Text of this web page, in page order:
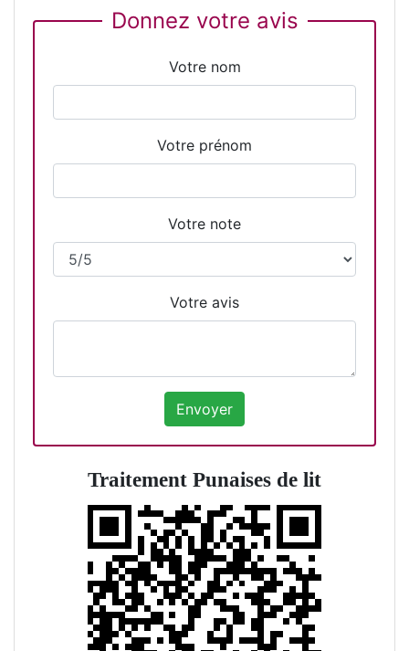
Donnez votre avis
Votre nom
Votre prénom
Votre note
Votre avis
Traitement Punaises de lit